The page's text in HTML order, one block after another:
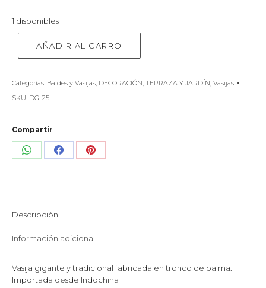
1 disponibles
AÑADIR AL CARRO
Categorías: Baldes y Vasijas, DECORACIÓN, TERRAZA Y JARDÍN, Vasijas
SKU: DG-25
Compartir
Share Share Share
Descripción
Información adicional
Vasija gigante y tradicional fabricada en tronco de palma.
Importada desde Indochina